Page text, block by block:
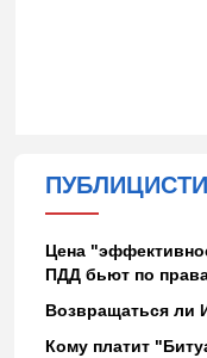
Цена
ПДД бьют по
Возвращаться ли
Кому платит